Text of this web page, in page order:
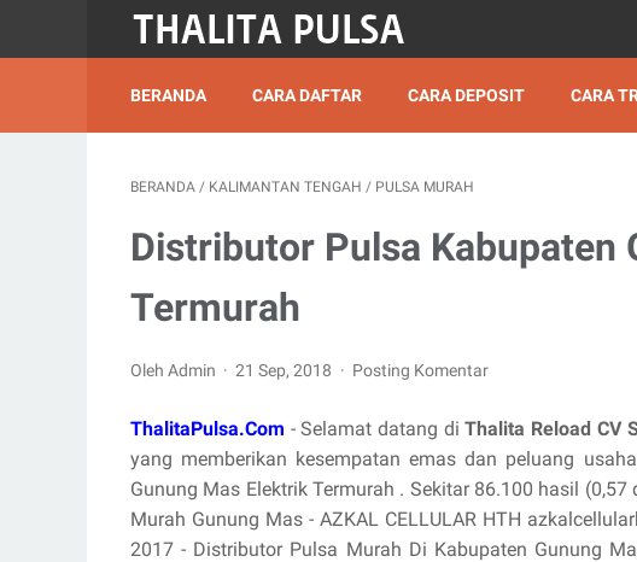
BERANDA CARA DAFTAR CARA DEPOSIT CARA
BERANDA / KALIMANTAN TENGAH / PULSA MURAH
Distributor Pulsa Kabupaten
Termurah
Oleh Admin 21 Sep, 2018 Posting Komentar
ThalitaPulsa.Com - Selamat datang diThalita Reload CV
yang memberikan kesempatan emas dan peluang
Gunung Mas Elektrik Termurah . Sekitar 86.100 hasil
Murah Gunung Mas - AZKAL CELLULAR HTH
2017 - Distributor Pulsa Murah Di Kabupaten Gunung